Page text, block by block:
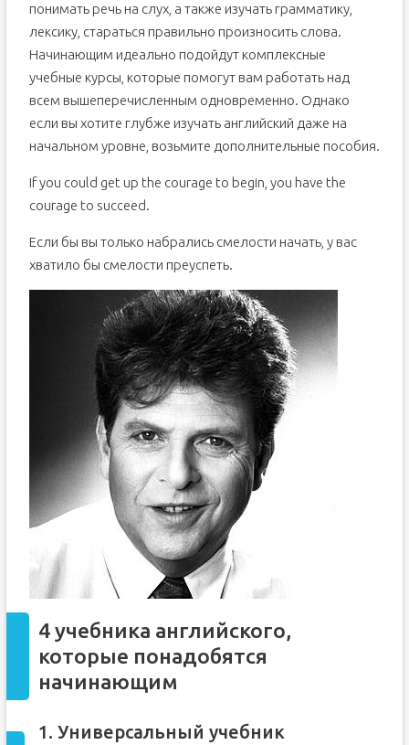
понимать речь на слух, а также изучать грамматику,
лексику, стараться правильно произносить слова.
Начинающим идеально подойдут комплексные
учебные курсы, которые помогут вам работать над
всем вышеперечисленным одновременно. Однако
если вы хотите глубже изучать английский даже на
начальном уровне, возьмите дополнительные пособия.
If you could get up the courage to begin, you have the
courage to succeed.
Если бы вы только набрались смелости начать, у вас
хватило бы смелости преуспеть.
4 учебника английского,
которые понадобятся
начинающим
1. Универсальный учебник